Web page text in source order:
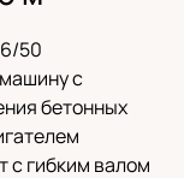
50
с
бетонных
с гибким валом